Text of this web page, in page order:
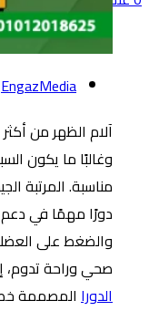
EngazMedia
آلام الظهر من
وغالبًا ما يكون
مناسبة. المرتبة
دورًا مهمًا في دعم
والضغط على
صحي وراحة تدوم،
الدورا المصممة